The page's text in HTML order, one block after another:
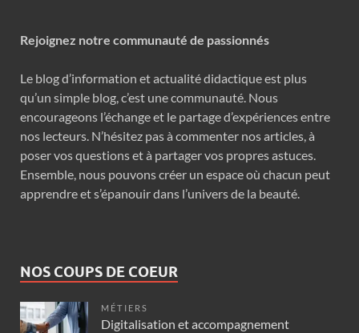
Rejoignez notre communauté de passionnés
Le blog d’information et actualité didactique est plus
qu’un simple blog, c’est une communauté. Nous
encourageons l’échange et le partage d’expériences entre
nos lecteurs. N’hésitez pas à commenter nos articles, à
poser vos questions et à partager vos propres astuces.
Ensemble, nous pouvons créer un espace où chacun peut
apprendre et s’épanouir dans l’univers de la beauté.
NOS COUPS DE COEUR
MÉTIERS
Digitalisation et accompagnement